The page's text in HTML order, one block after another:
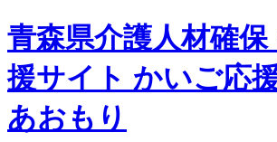
青森県介護人材確保
援サイト かいご応
あおもり